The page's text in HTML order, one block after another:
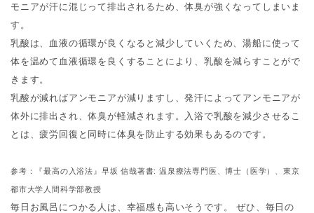
モニアが汗に混じって排出されるため、体臭が強くなってしまいま
す。
乳酸は、血液の循環が良くなると減少していくため、湯船に使って
体を温めて血液循環を良くすることにより、乳酸を減らすことがで
きます。
乳酸が減ればアンモニアが減りますし、発汗によってアンモニアが
体外に排出され、体臭が軽減されます。入浴で乳酸を減少させるこ
とは、疲労回復と同時に体臭を防止する効果もあるのです。
参考：『最高の入浴法』早坂 信哉著書: 温泉療法専門医、博士（医学）、東京
都市大学人間科学部教授
毎日お風呂につかる人は、幸福感も高いそうです。 ぜひ、毎日の